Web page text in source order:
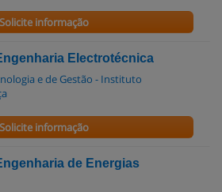
Solicite informação
Electrotécnica
e de Gestão - Instituto
Solicite informação
de Energias